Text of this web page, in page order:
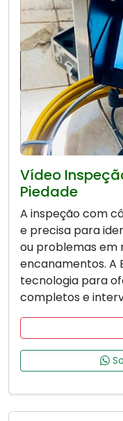
Vídeo
Piedade
A inspeção com
e precisa para
ou problemas em
encanamentos. A
tecnologia para
completos e